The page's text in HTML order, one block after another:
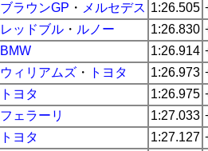
ブラウンGP ・ メルセデス 1:26.505
レッドブル ・ ルノー 1:26.830
BMW 1:26.914
ウィリアムズ ・ トヨタ 1:26.973
トヨタ 1:26.975
フェラーリ 1:27.033
トヨタ 1:27.127